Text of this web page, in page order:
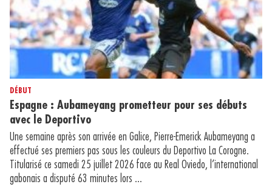
DÉBUT
Espagne : Aubameyang prometteur pour ses débuts
avec le Deportivo
Une semaine après son arrivée en Galice, Pierre-Emerick Aubameyang a
effectué ses premiers pas sous les couleurs du Deportivo La Corogne.
Titularisé ce samedi 25 juillet 2026 face au Real Oviedo, l’international
gabonais a disputé 63 minutes lors ...